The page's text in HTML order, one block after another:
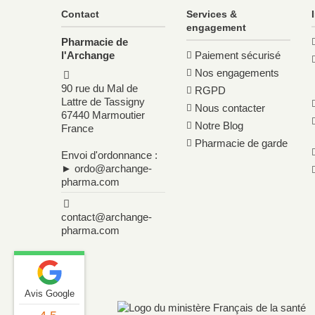
Le conseil de nos pharmaciens
La cure habituelle se fait sur 3 semaines, à
à bien vous hydrater tout au long de la journée : la
est déconseillée en cas d'allergie aux Astéracées
médicamenteux, un avis médical est recommandé
plus adaptée à votre situation.
Pour en savoir plus sur les produits disponibles
la rétention d'eau.
Contact
Pharmacie de
l'Archange
90 rue du Mal de
Lattre de Tassigny
67440 Marmoutier
France
Envoi d'ordonnance :
► ordo@archange-
pharma.com
contact@archange-
pharma.com
Services &
engagement
Paiement sécurisé
Nos engagements
RGPD
Nous contacter
Notre Blog
Pharmacie de garde
Avis Google